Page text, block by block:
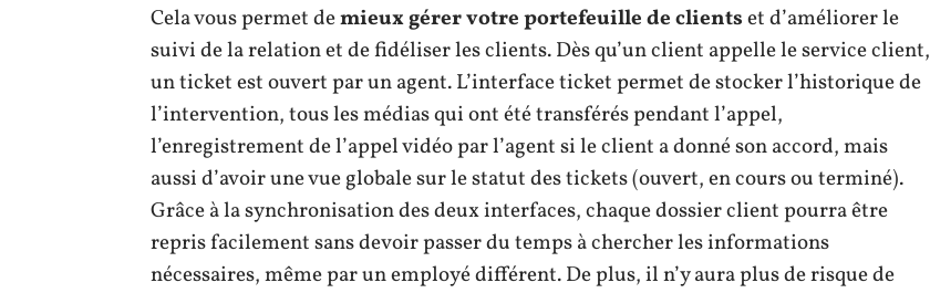
Cela vous permet demieux gérer votre portefeuille de clientset d’améliorer le
suivi de la relation et de fidéliser les clients. Dès qu’un client appelle le service client,
un ticket est ouvert par un agent. L’interface ticket permet de stocker l’historique de
l’intervention, tous les médias qui ont été transférés pendant l’appel,
l’enregistrement de l’appel vidéo par l’agent si le client a donné son accord, mais
aussi d’avoir une vue globale sur le statut des tickets (ouvert, en cours ou terminé).
Grâce à la synchronisation des deux interfaces, chaque dossier client pourra être
repris facilement sans devoir passer du temps à chercher les informations
nécessaires, même par un employé différent. De plus, il n’y aura plus de risque de